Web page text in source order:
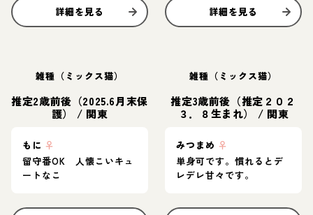
詳細を見る 詳細を見る
雑種（ミックス猫）
推定2歳前後（2025.6月末保
護）
/ 関東
もに ♀
留守番OK 人懐こいキュ
ートなこ
雑種（ミックス猫）
推定3歳前後（推定２０２
３．８生まれ）
/ 関東
みつまめ ♀
単身可です。慣れるとデ
レデレ甘々です。